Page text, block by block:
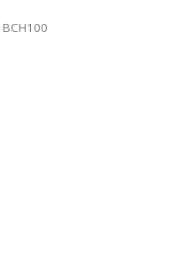
BCH100